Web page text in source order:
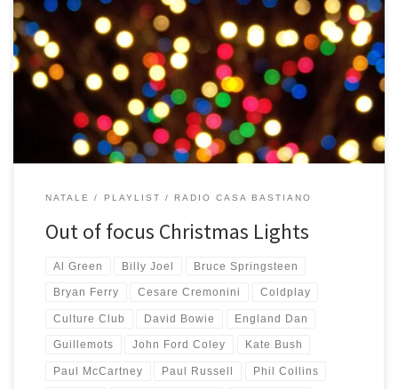
Anche se quest’anno a Casa Bastiano è tutto bianco e c’è la neve,
lo spirito del Natale non è proprio al top e pare non essere ancora
arrivato. E’ tutto un po’ confuso e sfuocato, tra vecchi ricordi e
cose nuove, tutto scorre veloce quando invece ci vorrebbe un po’
[…]
NATALE PLAYLIST RADIO CASA BASTIANO
Out of focus Christmas Lights
Al Green Billy Joel Bruce Springsteen
Bryan Ferry Cesare Cremonini Coldplay
Culture Club David Bowie England Dan
Guillemots John Ford Coley Kate Bush
Paul McCartney Paul Russell Phil Collins